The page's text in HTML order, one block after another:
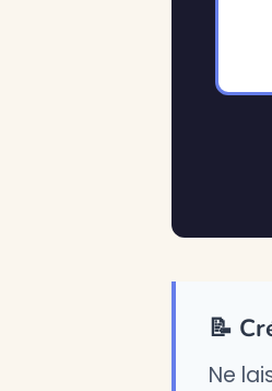
📝
Ne